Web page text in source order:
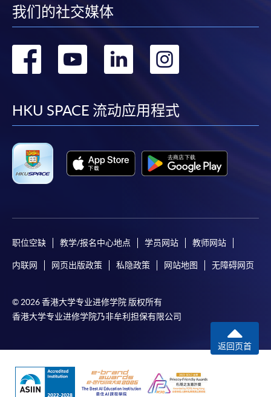
我们的社交媒体
转
facebook
转
youtube
转
linkedin
转
HKU SPACE 流动应用程式
职位空缺 教学/报名中心地点 学员网站 教师网站
内联网 网页出版政策 私隐政策 网站地图 无障碍网页
© 2026 香港大学专业进修学院 版权所有
香港大学专业进修学院乃非牟利担保有限公司
返回页首